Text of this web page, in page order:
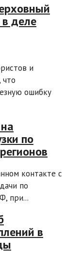
деле
и
ошибку
по
контакте с
по
при...
в